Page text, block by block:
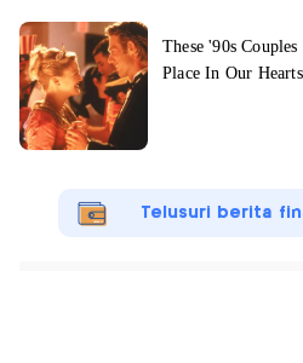
Telusuri berita